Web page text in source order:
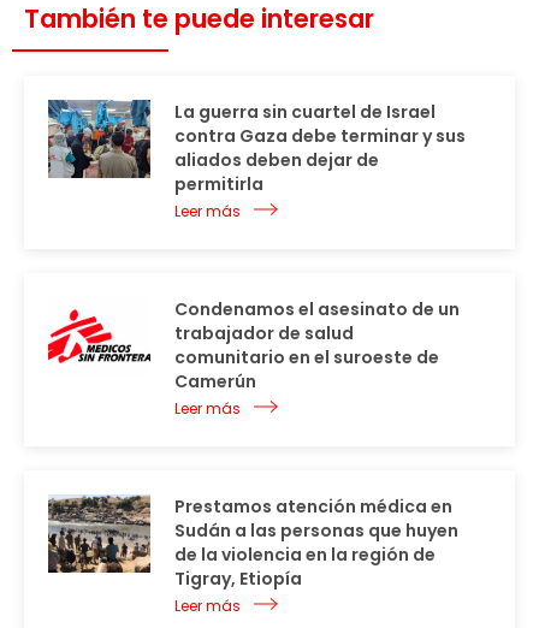
También te puede interesar
La guerra sin cuartel de Israel
contra Gaza debe terminar y sus
aliados deben dejar de
permitirla
Leer más
Condenamos el asesinato de un
trabajador de salud
comunitario en el suroeste de
Camerún
Leer más
Prestamos atención médica en
Sudán a las personas que huyen
de la violencia en la región de
Tigray, Etiopía
Leer más